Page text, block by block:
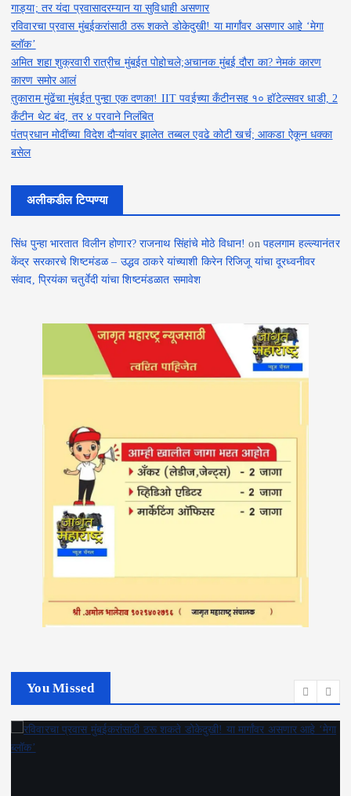
गाड्या; तर यंदा प्रवासादरम्यान या सुविधाही असणार
रविवारचा प्रवास मुंबईकरांसाठी ठरू शकते डोकेदुखी! या मार्गांवर असणार आहे ‘मेगा
ब्लॉक’
अमित शहा शुक्रवारी रात्रीच मुंबईत पोहोचले;अचानक मुंबई दौरा का? नेमकं कारण
कारण समोर आलं
तुकाराम मुंढेंचा मुंबईत पुन्हा एक दणका! IIT पवईच्या कँटीनसह १० हॉटेल्सवर धाडी, 2
कँटीन थेट बंद, तर ४ परवाने निलंबित
पंतप्रधान मोदींच्या विदेश दौऱ्यांवर झालेत तब्बल एवढे कोटी खर्च; आकडा ऐकून धक्का
बसेल
अलीकडील टिप्पण्या
सिंध पुन्हा भारतात विलीन होणार? राजनाथ सिंहांचे मोठे विधान! on पहलगाम हल्ल्यानंतर
केंद्र सरकारचे शिष्टमंडळ – उद्धव ठाकरे यांच्याशी किरेन रिजिजू यांचा दूरध्वनीवर
संवाद, प्रियंका चतुर्वेदी यांचा शिष्टमंडळात समावेश
You Missed